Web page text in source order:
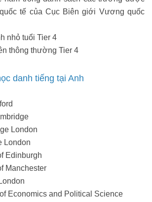
tế của Cục Biên giới Vương quốc
nhỏ tuổi Tier 4
thông thường Tier 4
danh tiếng tại Anh
London
London
Edinburgh
Manchester
Economics and Political Science